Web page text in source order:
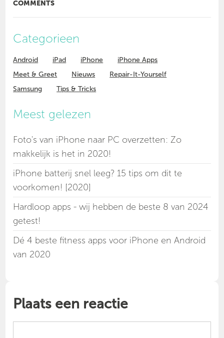
COMMENTS
Categorieen
Android iPad iPhone
iPhone Apps
Meet & Greet
Nieuws
Repair-It-Yourself
Samsung
Tips & Tricks
Meest gelezen
Foto's van iPhone naar PC overzetten: Zo
makkelijk is het in 2020!
iPhone batterij snel leeg? 15 tips om dit te
voorkomen! [2020]
Hardloop apps - wij hebben de beste 8 van 2024
getest!
Dé 4 beste fitness apps voor iPhone en Android
van 2020
Plaats een reactie